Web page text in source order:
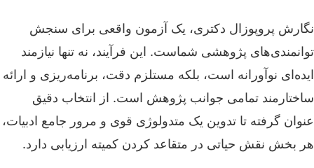
نگارش پروپوزال دکتری، یک آزمون واقعی برای سنجش
توانمندی‌های پژوهشی شماست. این فرآیند، نه تنها نیازمند
ایده‌ای نوآورانه است، بلکه مستلزم دقت، برنامه‌ریزی و ارائه
ساختارمند تمامی جوانب پژوهش است. از انتخاب دقیق
عنوان گرفته تا تدوین یک متدولوژی قوی و مرور جامع ادبیات،
هر بخش نقش حیاتی در متقاعد کردن کمیته ارزیابی دارد.